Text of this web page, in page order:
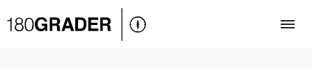
Oversigt